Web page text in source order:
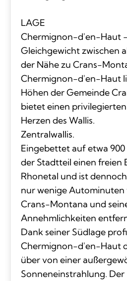
LAGE
Chermignon-d'en-Haut
Gleichgewicht zwischen
der Nähe zu Crans-
Chermignon-d'en-Haut
Höhen der Gemeinde
bietet einen
Herzen des Wallis.
Zentralwallis.
Eingebettet auf etwa
der Stadtteil einen freien
Rhonetal und ist
nur wenige
Crans-Montana und
Annehmlichkeiten
Dank seiner Südlage
Chermignon-d'en-Haut
über von einer
Sonneneinstrahlung. Der